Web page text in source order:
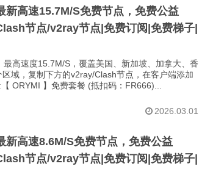
新高速15.7M/S免费节点，免费公益
节点/v2ray节点|免费订阅|免费梯子|
高速度15.7M/S，覆盖美国、新加坡、加拿大、香
域，复制下方的v2ray/Clash节点，在客户端添加
ORYMI 】免费套餐 (抵扣码：FR666)...
2026.03.01
新高速8.6M/S免费节点，免费公益
节点/v2ray节点|免费订阅|免费梯子|